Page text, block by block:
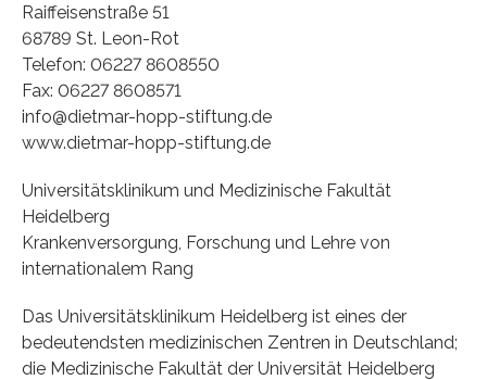
Raiffeisenstraße 51
68789 St. Leon-Rot
Telefon: 06227 8608550
Fax: 06227 8608571
info@dietmar-hopp-stiftung.de
www.dietmar-hopp-stiftung.de
Universitätsklinikum und Medizinische Fakultät
Heidelberg
Krankenversorgung, Forschung und Lehre von
internationalem Rang
Das Universitätsklinikum Heidelberg ist eines der
bedeutendsten medizinischen Zentren in Deutschland;
die Medizinische Fakultät der Universität Heidelberg